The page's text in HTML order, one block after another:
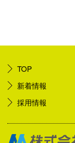
TOP
新着情報
採用情報